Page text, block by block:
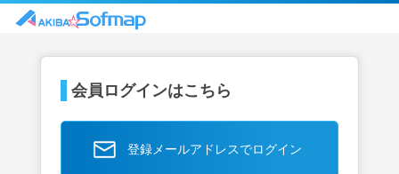
会員ログインはこちら
登録メールアドレスでログイン